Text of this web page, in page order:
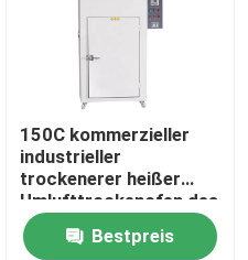
150C kommerzieller
industrieller
trockenerer heißer
Umlufttrockenofen des
Ofen-5kw
Bestpreis